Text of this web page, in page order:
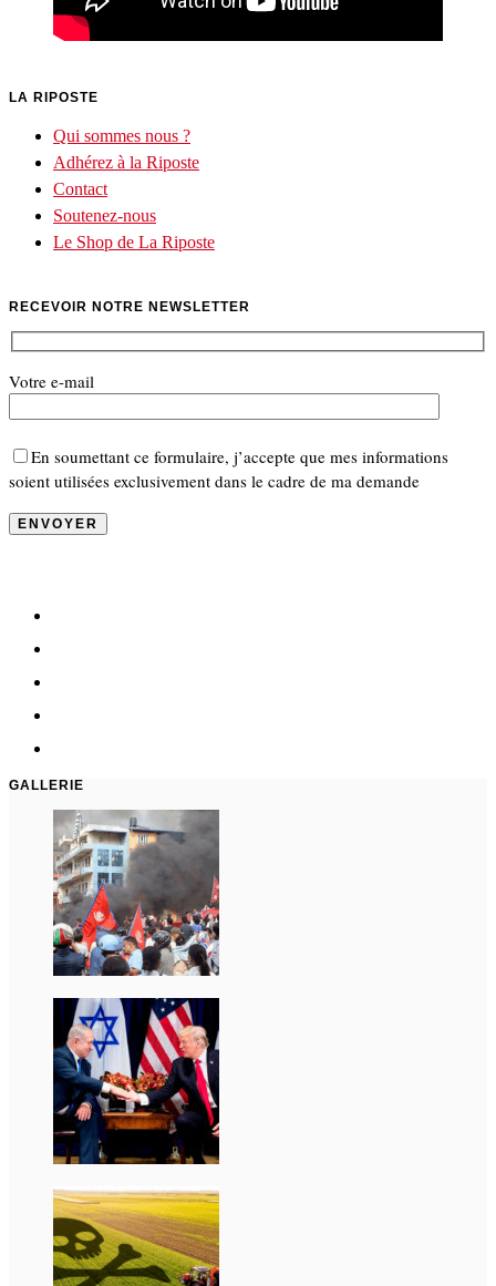
LA RIPOSTE
Qui sommes nous ?
Adhérez à la Riposte
Contact
Soutenez-nous
Le Shop de La Riposte
RECEVOIR NOTRE NEWSLETTER
Votre e-mail
En soumettant ce formulaire, j’accepte que mes informations
soient utilisées exclusivement dans le cadre de ma demande
GALLERIE